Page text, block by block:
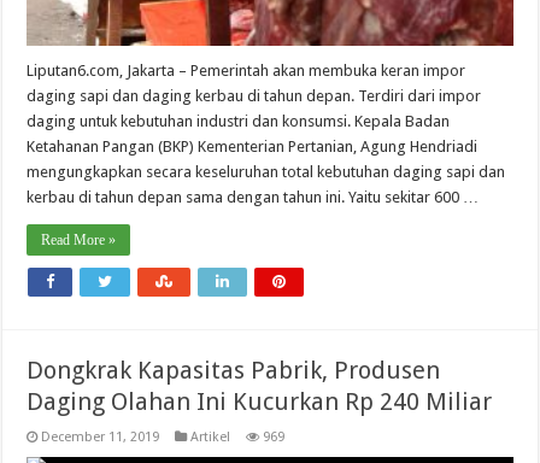
Liputan6.com, Jakarta – Pemerintah akan membuka keran impor
daging sapi dan daging kerbau di tahun depan. Terdiri dari impor
daging untuk kebutuhan industri dan konsumsi. Kepala Badan
Ketahanan Pangan (BKP) Kementerian Pertanian, Agung Hendriadi
mengungkapkan secara keseluruhan total kebutuhan daging sapi dan
kerbau di tahun depan sama dengan tahun ini. Yaitu sekitar 600 …
Read More »
Dongkrak Kapasitas Pabrik, Produsen
Daging Olahan Ini Kucurkan Rp 240 Miliar
December 11, 2019 Artikel 969